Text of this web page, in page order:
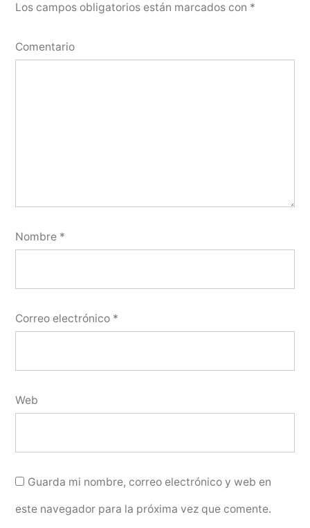
Los campos obligatorios están marcados con *
Comentario
Nombre *
Correo electrónico *
Web
Guarda mi nombre, correo electrónico y web en
este navegador para la próxima vez que comente.